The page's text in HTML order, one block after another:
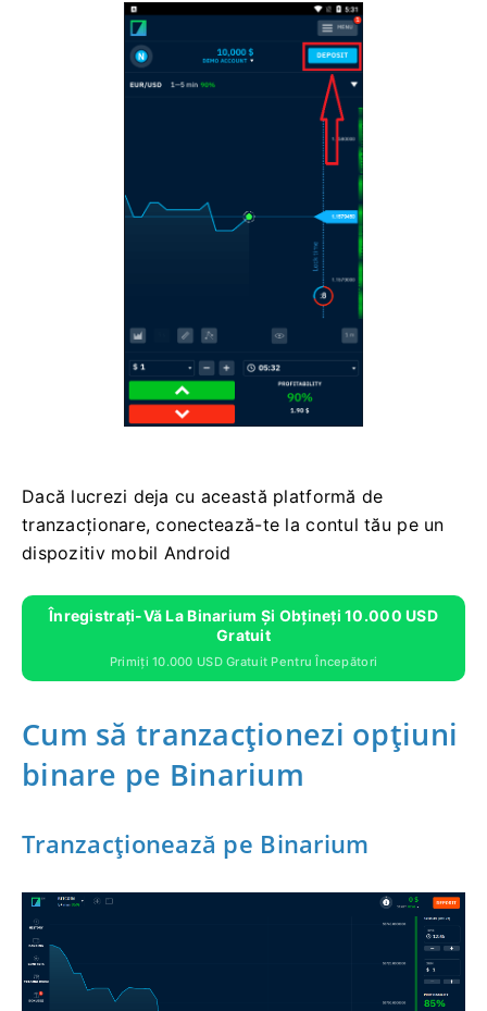
Dacă lucrezi deja cu această platformă de
tranzacționare, conectează-te la contul tău pe un
dispozitiv mobil Android
Înregistrați-Vă La Binarium Și Obțineți 10.000 USD
Gratuit
Primiți 10.000 USD Gratuit Pentru Începători
Cum să tranzacționezi opțiuni
binare pe Binarium
Tranzacționează pe Binarium